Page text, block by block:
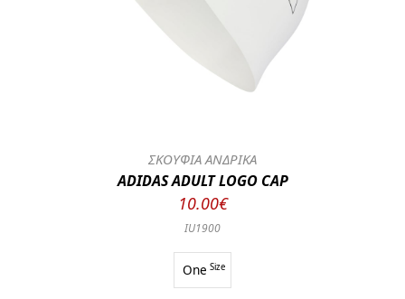
ΣΚΟΥΦΙΑ ΑΝΔΡΙΚΑ
ADIDAS ADULT LOGO CAP
10.00€
IU1900
One Size